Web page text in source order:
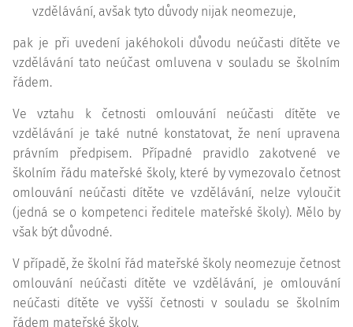
vzdělávání, avšak tyto důvody nijak neomezuje,
pak je při uvedení jakéhokoli důvodu neúčasti dítěte ve
vzdělávání tato neúčast omluvena v souladu se školním
řádem.
Ve vztahu k četnosti omlouvání neúčasti dítěte ve
vzdělávání je také nutné konstatovat, že není upravena
právním předpisem. Případné pravidlo zakotvené ve
školním řádu mateřské školy, které by vymezovalo četnost
omlouvání neúčasti dítěte ve vzdělávání, nelze vyloučit
(jedná se o kompetenci ředitele mateřské školy). Mělo by
však být důvodné.
V případě, že školní řád mateřské školy neomezuje četnost
omlouvání neúčasti dítěte ve vzdělávání, je omlouvání
neúčasti dítěte ve vyšší četnosti v souladu se školním
řádem mateřské školy.